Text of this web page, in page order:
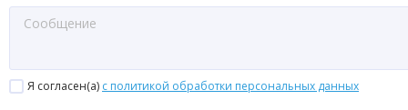
Я согласен(a) с политикой обработки персональных данных